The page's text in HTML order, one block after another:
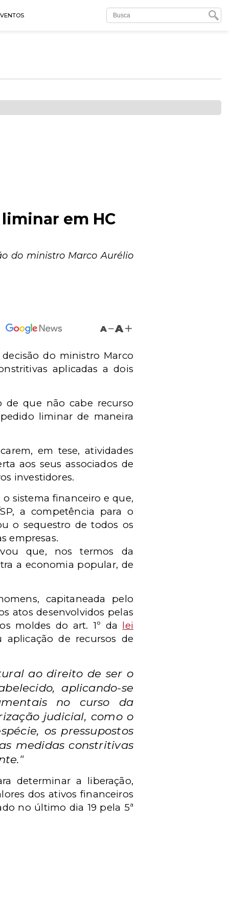
em HC
do ministro Marco Aurélio
A A
do ministro Marco
aplicadas a dois
de que não cabe recurso
liminar de maneira
em tese, atividades
aos seus associados de
investidores.
sistema financeiro e que,
a competência para o
o sequestro de todos os
empresas.
que, nos termos da
a economia popular, de
capitaneada pelo
atos desenvolvidos pelas
moldes do art. 1º da lei
de recursos de
ao direito de ser o
aplicando-se
no curso da
judicial, como o
os pressupostos
medidas constritivas
determinar a liberação,
dos ativos financeiros
no último dia 19 pela 5ª